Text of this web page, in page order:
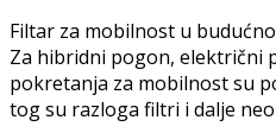
Filtar za mobilnost u
Za hibridni pogon,
pokretanja za mobilnost su
tog su razloga filtri i dalje